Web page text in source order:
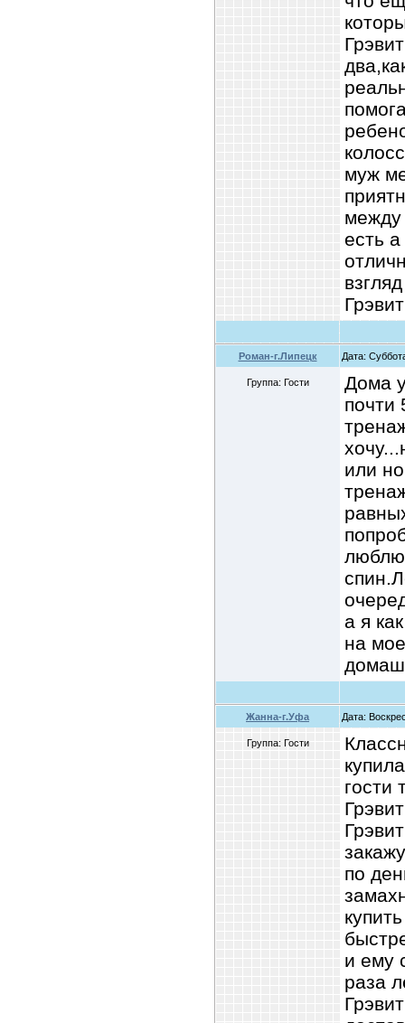
муж
между
есть
Роман-г.Липецк Дата:
Группа: Гости
Дома
почти
или
люблю
а я
на
Жанна-г.Уфа Дата:
Группа: Гости
гости
по
и ему
раза